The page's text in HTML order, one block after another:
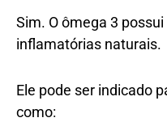
Sim. O ômega 3
inflamatórias naturais.
Ele pode ser indicado
como: